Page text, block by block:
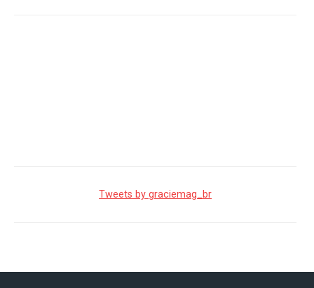
Tweets by graciemag_br